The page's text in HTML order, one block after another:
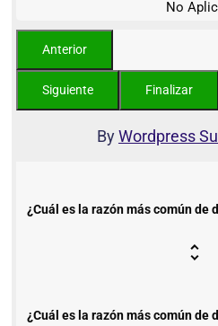
No
ByWordpress
¿Cuál es la razón más común de
¿Cuál es la razón más común de